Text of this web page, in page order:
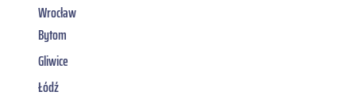
Wrocław
Bytom
Gliwice
Łódź